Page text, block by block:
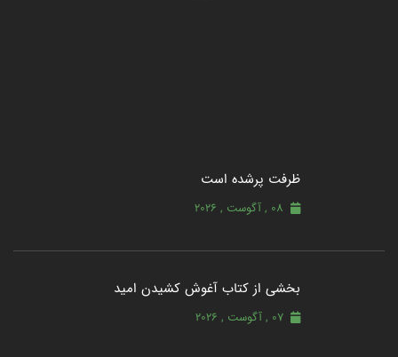
ظرفت پرشده‌ است
08 , آگوست , 2026
بخشی از کتاب آغوش کشیدن امید
07 , آگوست , 2026